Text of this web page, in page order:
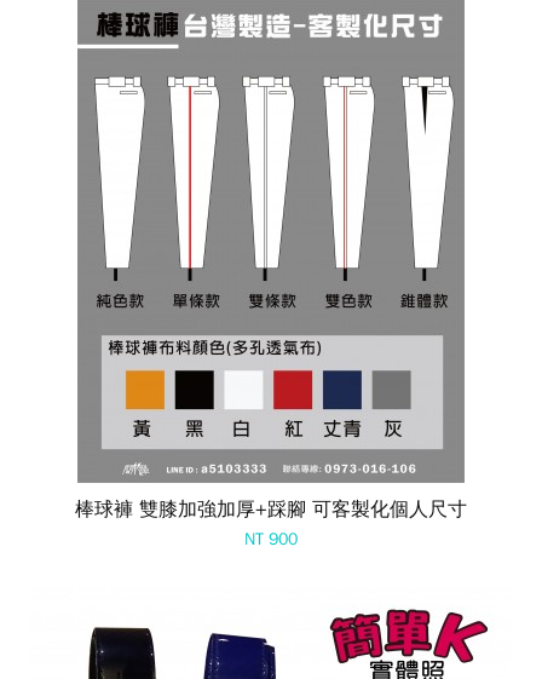
棒球褲 雙膝加強加厚+踩腳 可客製化個人尺寸
NT 900